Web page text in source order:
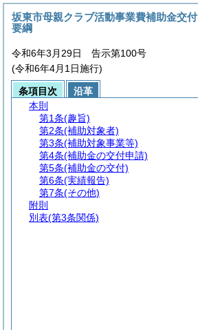
坂東市母親クラブ活動事業費補助金交付
要綱
令和6年3月29日 告示第100号
(令和6年4月1日施行)
条項目次
沿革
本則
第1条(趣旨)
第2条(補助対象者)
第3条(補助対象事業等)
第4条(補助金の交付申請)
第5条(補助金の交付)
第6条(実績報告)
第7条(その他)
附則
別表(第3条関係)